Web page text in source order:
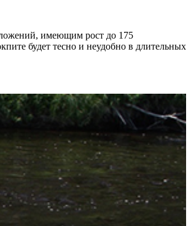
имеющим рост до 175
будет тесно и неудобно в длительных